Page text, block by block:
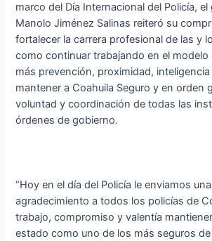
marco del Día Internacional del Policía,
Manolo Jiménez Salinas reiteró su
fortalecer la carrera profesional de las y
como continuar trabajando en el modelo
más prevención, proximidad,
mantener a Coahuila Seguro y en orden
voluntad y coordinación de todas las
órdenes de gobierno.
“Hoy en el día del Policía le enviamos
agradecimiento a todos los policías de
trabajo, compromiso y valentía
estado como uno de los más seguros